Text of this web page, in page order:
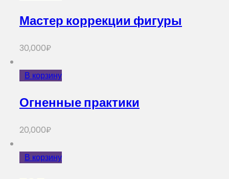
Мастер коррекции фигуры
30,000₽
В корзину
Огненные практики
20,000₽
В корзину